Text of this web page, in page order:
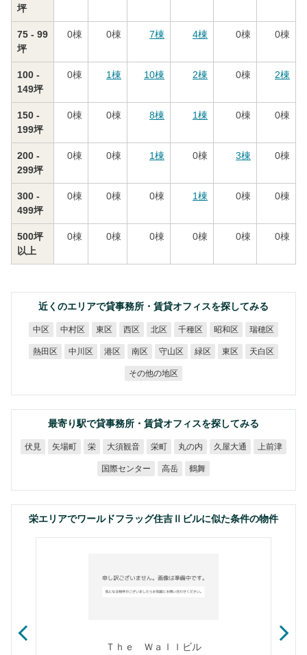
坪
75 - 99
坪
0棟 0棟 7棟 4棟 0棟 0棟
100 -
149坪
0棟 1棟 10棟 2棟 0棟 2棟
150 -
199坪
0棟 0棟 8棟 1棟 0棟 0棟
200 -
299坪
0棟 0棟 1棟 0棟 3棟 0棟
300 -
499坪
0棟 0棟 0棟 1棟 0棟 0棟
500坪
以上
0棟 0棟 0棟 0棟 0棟 0棟
近くのエリアで貸事務所・賃貸オフィスを探してみる
中区 中村区 東区 西区 北区 千種区 昭和区 瑞穂区
熱田区 中川区 港区 南区 守山区 緑区 東区 天白区
その他の地区
最寄り駅で貸事務所・賃貸オフィスを探してみる
伏見 矢場町 栄 大須観音 栄町 丸の内 久屋大通 上前津
国際センター 高岳 鶴舞
栄エリアでワールドフラッグ住吉Ⅱビルに似た条件の物件
Ｔｈｅ Ｗａｌｌビル